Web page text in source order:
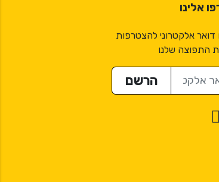
אלינו
דואר אלקטרוני להצטרפות
התפוצה שלנו
הרשם